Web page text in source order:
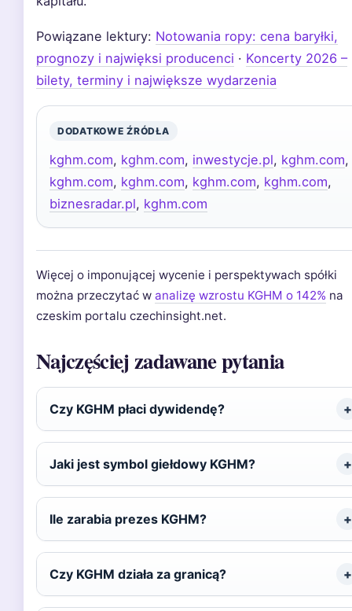
Powiązane lektury: Notowania ropy: cena baryłki,
prognozy i najwięksi producenci · Koncerty 2026 –
bilety, terminy i największe wydarzenia
DODATKOWE ŹRÓDŁA
kghm.com, kghm.com, inwestycje.pl, kghm.com,
kghm.com, kghm.com, kghm.com, kghm.com,
biznesradar.pl, kghm.com
Więcej o imponującej wycenie i perspektywach spółki
można przeczytać w analizę wzrostu KGHM o 142% na
czeskim portalu czechinsight.net.
Najczęściej zadawane pytania
Czy KGHM płaci dywidendę?
Jaki jest symbol giełdowy KGHM?
Ile zarabia prezes KGHM?
Czy KGHM działa za granicą?